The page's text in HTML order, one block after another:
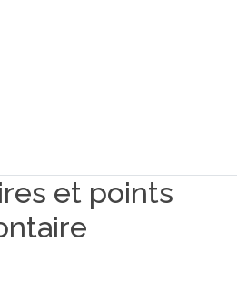
et points